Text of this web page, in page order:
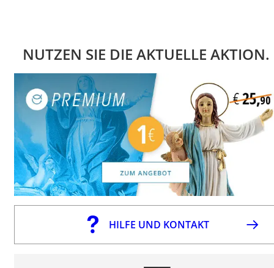
NUTZEN SIE DIE AKTUELLE AKTION.
HILFE UND KONTAKT